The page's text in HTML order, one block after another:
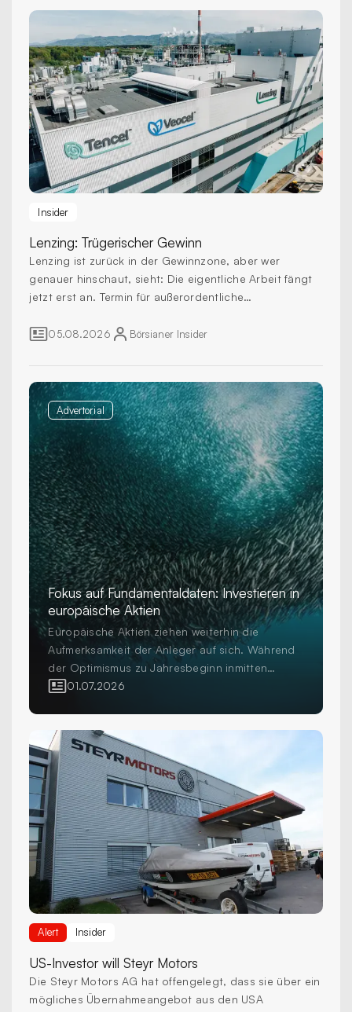
Insider
Lenzing:Trügerischer Gewinn
Lenzing ist zurück in der Gewinnzone, aber wer
genauer hinschaut, sieht: Die eigentliche Arbeit fängt
jetzt erst an. Termin für außerordentliche
05.08.2026 Börsianer Insider
Advertorial
Fokus auf Fundamentaldaten: Investieren in
europäische Aktien
Europäische Aktien ziehen weiterhin die
Aufmerksamkeit der Anleger auf sich. Während
der Optimismus zu Jahresbeginn inmitten
erhöhter Volatilität und geopolitischer
als wichtigen Bestandteil diversifizierter
Aktienportfolios. Die Frage für professionelle
Anleger ist nicht mehr, ob sie in Europa
investieren sollen, sondern wie sie dies tun.
01.07.2026
Alert Insider
US-Investorwill Steyr Motors
Die Steyr Motors AG hat offengelegt, dass sie über ein
mögliches Übernahmeangebot aus den USA